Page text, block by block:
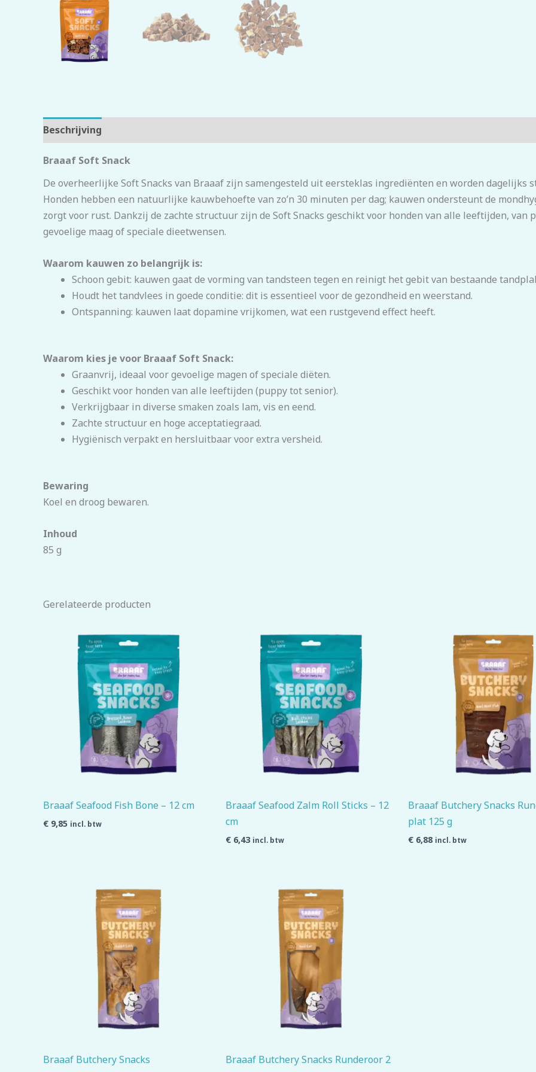
Beschrijving
Braaaf Soft Snack
De overheerlijke Soft Snacks van Braaaf zijn samengesteld uit eersteklas ingrediënten en worden dagelijks
Honden hebben een natuurlijke kauwbehoefte van zo’n 30 minuten per dag; kauwen ondersteunt de
zorgt voor rust. Dankzij de zachte structuur zijn de Soft Snacks geschikt voor honden van alle leeftijden, van
gevoelige maag of speciale dieetwensen.
Waarom kauwen zo belangrijk is:
Schoon gebit: kauwen gaat de vorming van tandsteen tegen en reinigt het gebit van bestaande
Houdt het tandvlees in goede conditie: dit is essentieel voor de gezondheid en weerstand.
Ontspanning: kauwen laat dopamine vrijkomen, wat een rustgevend effect heeft.
Waarom kies je voor Braaaf Soft Snack:
Graanvrij, ideaal voor gevoelige magen of speciale diëten.
Geschikt voor honden van alle leeftijden (puppy tot senior).
Verkrijgbaar in diverse smaken zoals lam, vis en eend.
Zachte structuur en hoge acceptatiegraad.
Hygiënisch verpakt en hersluitbaar voor extra versheid.
Bewaring
Koel en droog bewaren.
Inhoud
85 g
Gerelateerde producten
Braaaf Seafood Fish Bone – 12 cm
€ 9,85 incl. btw
Braaaf Seafood Zalm Roll Sticks – 12
cm
€ 6,43 incl. btw
Braaaf Butchery Snacks
plat 125 g
€ 6,88 incl. btw
Braaaf Butchery Snacks
Braaaf Butchery Snacks Runderoor 2